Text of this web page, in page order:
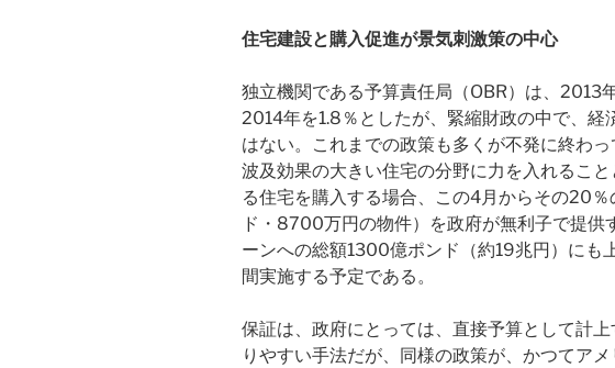
住宅建設と購入促進が景気刺激策の中心
独立機関である予算責任局（OBR）は、2013
2014年を1.8％としたが、緊縮財政の中で、経
はない。これまでの政策も多くが不発に終わ
波及効果の大きい住宅の分野に力を入れるこ
る住宅を購入する場合、この4月からその20
ド・8700万円の物件）を政府が無利子で提供
ーンへの総額1300億ポンド（約19兆円）にも
間実施する予定である。
保証は、政府にとっては、直接予算として計
りやすい手法だが、同様の政策が、かつてア